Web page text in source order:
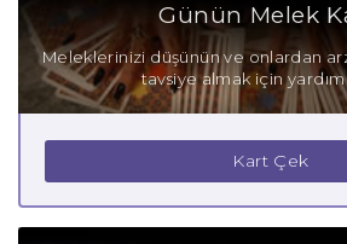
Günün Melek
Meleklerinizi düşünün ve onlardan
tavsiye almak için
Kart Çek